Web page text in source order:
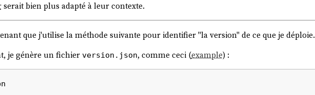
serait bien plus adapté à leur contexte.
que j'utilise la méthode suivante pour identifier "la version" de ce que je déploie.
je génère un fichier version.json, comme ceci (example) :